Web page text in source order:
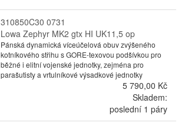
310850C30 0731
Lowa Zephyr MK2 gtx HI UK11,5 op
Pánská dynamická víceúčelová obuv zvýšeného
kotníkového střihu s GORE-texovou podšívkou pro
běžné i elitní vojenské jednotky, zejména pro
parašutisty a vrtulníkové výsadkové jednotky
5 790,00 Kč
Skladem:
poslední 1 páry